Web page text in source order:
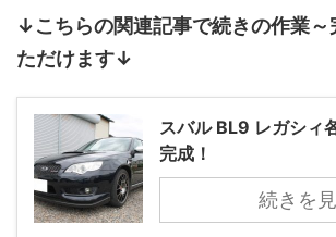
↓こちらの関連記事で続きの作業～
ただけます↓
スバル BL9 レガシィ
完成！
続きを